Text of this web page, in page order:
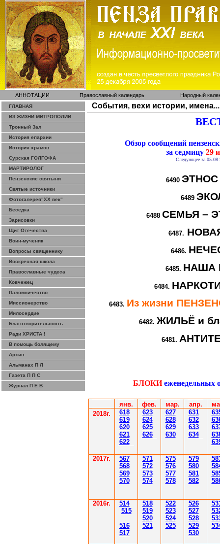
АННОТАЦИИ Православный календарь Народный
ГЛАВНАЯ
ИЗ ЖИЗНИ МИТРОПОЛИИ
Тронный Зал
История епархии
История храмов
Сурская ГОЛГОФА
МАРТИРОЛОГ
Пензенские святыни
Святые источники
Фотогалерея"ХХ век"
Беседка
Зарисовки
Щит Отечества
Воин-мученик
Вопросы священнику
Воскресная школа
Православные чудеса
Ковчежец
Паломничество
Миссионерство
Милосердие
Благотворительность
Ради ХРИСТА !
В помощь болящему
Архив
Альманах П Л
Газета П П С
Журнал П Е В
События, вехи истории, имена...
Обзор сообщений
за седмицу29
Следующее за 05.08
6490
6489
6488 СЕМЬЯ –
6487.
6486.
6485. НАША
6484.
6483. Из жизни
6482. ЖИЛЬЁ и
6481.
БЛОКИ еженедельных
янв. фев. мар. апр.
2018г.
618
619
620
621
622
623
624
625
626
627
628
629
630
631
632
633
634
63
2017г.
567
568
569
570
571
572
573
574
575
576
577
578
579
580
581
582
2016г.
514
515
516
517
518
519
520
521
522
523
524
525
526
527
528
529
530